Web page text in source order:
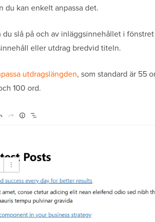
du kan enkelt anpassa det.
slå på och av inläggsinnehållet i
eller utdrag bredvid titeln.
utdragslängden, som standard är 55
100 ord.